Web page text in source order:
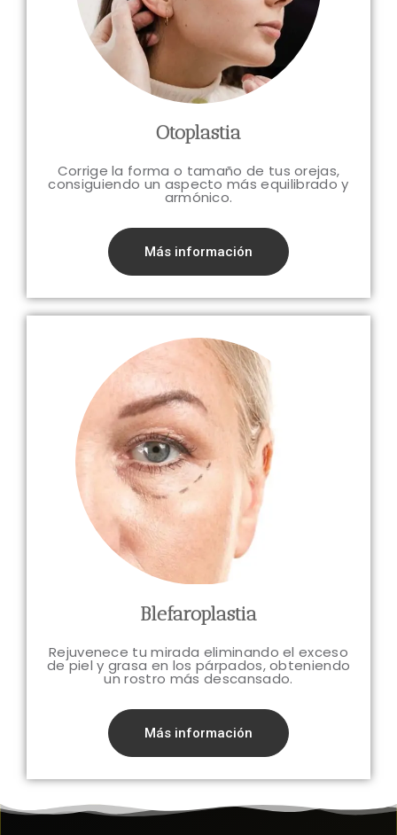
Otoplastia
Corrige la forma o tamaño de tus orejas,
consiguiendo un aspecto más equilibrado y
armónico.
Más información
Blefaroplastia
Rejuvenece tu mirada eliminando el exceso
de piel y grasa en los párpados, obteniendo
un rostro más descansado.
Más información